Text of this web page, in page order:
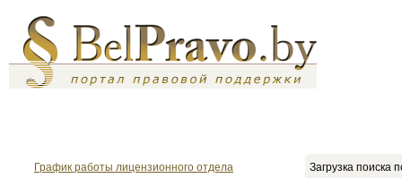
График работы лицензионного отдела
Загрузка поиска